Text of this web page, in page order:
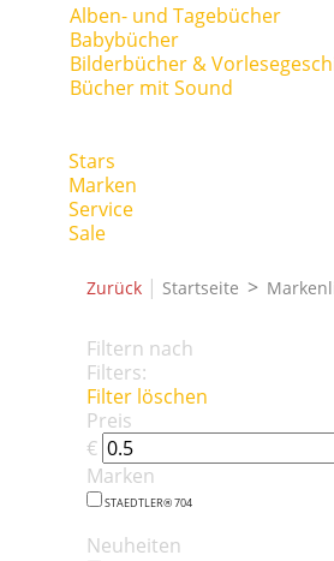
Alben- und Tagebücher
Babybücher
Bilderbücher &
Bücher mit Sound
Stars
Marken
Service
Sale
Zurück | Startseite
Filtern nach
Filters:
Filter löschen
Preis
€
Marken
STAEDTLER®704
Neuheiten